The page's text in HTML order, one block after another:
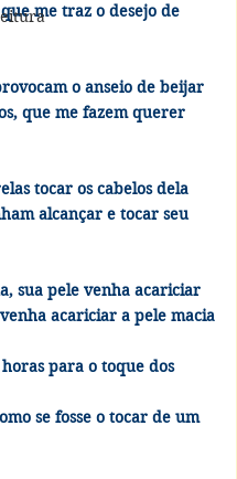
me traz o desejo de
o anseio de beijar
que me fazem querer
tocar os cabelos dela
alcançar e tocar seu
sua pele venha acariciar
acariciar a pele macia
para o toque dos
se fosse o tocar de um